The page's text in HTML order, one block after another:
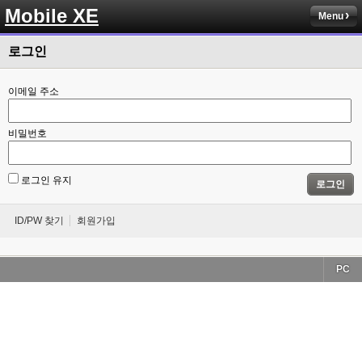
Mobile XE Menu
로그인
이메일 주소
비밀번호
로그인 유지 로그인
ID/PW 찾기 회원가입
PC